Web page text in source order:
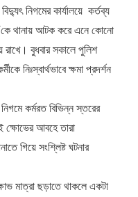
নিগমের কার্যালয়ে কর্তব্য
থানায় আটক করে এনে কোনো
রাখে। বুধবার সকালে পুলিশ
নিঃস্বার্থভাবে ক্ষমা প্রদর্শন
কর্মরত বিভিন্ন স্তরের
ক্ষোভের আবহে তারা
গিয়ে সংশ্লিষ্ট ঘটনার
মাত্রা ছড়াতে থাকলে একটা